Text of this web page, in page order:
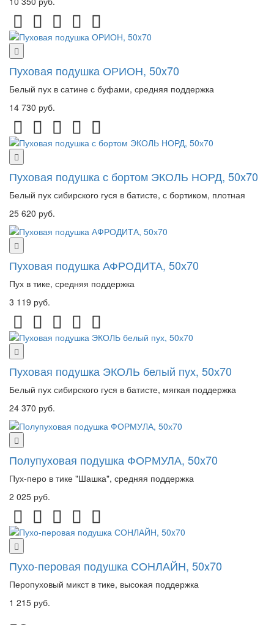
Пуховая подушка ОРИОН, 50x70
Белый пух в сатине с буфами, средняя поддержка
14 730 руб.
Пуховая подушка с бортом ЭКОЛЬ НОРД, 50х70
Белый пух сибирского гуся в батисте, с бортиком, плотная
25 620 руб.
Пуховая подушка АФРОДИТА, 50х70
Пух в тике, средняя поддержка
3 119 руб.
Пуховая подушка ЭКОЛЬ белый пух, 50х70
Белый пух сибирского гуся в батисте, мягкая поддержка
24 370 руб.
Полупуховая подушка ФОРМУЛА, 50х70
Пух-перо в тике "Шашка", средняя поддержка
2 025 руб.
Пухо-перовая подушка СОНЛАЙН, 50x70
Перопуховый микст в тике, высокая поддержка
1 215 руб.